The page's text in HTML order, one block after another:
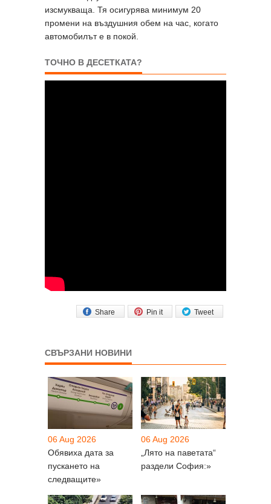
изсмукваща. Тя осигурява минимум 20
промени на въздушния обем на час, когато
автомобилът е в покой.
ТОЧНО В ДЕСЕТКАТА?
Tweet
Pin it
Share
СВЪРЗАНИ НОВИНИ
06 Aug 2026
Обявиха дата за
пускането на
следващите»
06 Aug 2026
„Лято на паветата“
раздели София:»